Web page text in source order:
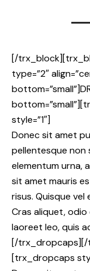
[/
type=”2″
style=”1″]
Donec sit amet
pellentesque non
elementum urna,
sit amet mauris
risus. Quisque
Cras aliquet, odio
laoreet leo, quis
[/trx_dropcaps][/
[trx_dropcaps